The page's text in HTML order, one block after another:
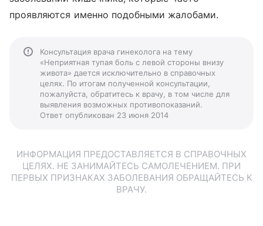
проявляются именно подобными жалобами.
Консультация врача гинеколога на тему
«Неприятная тупая боль с левой стороны внизу
живота» дается исключительно в справочных
целях. По итогам полученной консультации,
пожалуйста, обратитесь к врачу, в том числе для
выявления возможных противопоказаний.
Ответ опубликован 23 июня 2014
ИНФОРМАЦИЯ ПРЕДОСТАВЛЯЕТСЯ В СПРАВОЧНЫХ
ЦЕЛЯХ. НЕ ЗАНИМАЙТЕСЬ САМОЛЕЧЕНИЕМ. ПРИ
ПЕРВЫХ ПРИЗНАКАХ ЗАБОЛЕВАНИЯ ОБРАЩАЙТЕСЬ К
ВРАЧУ.